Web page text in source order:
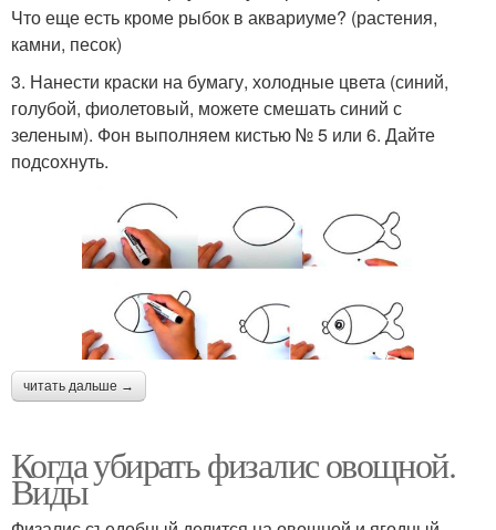
Что еще есть кроме рыбок в аквариуме? (растения,
камни, песок)
3. Нанести краски на бумагу, холодные цвета (синий,
голубой, фиолетовый, можете смешать синий с
зеленым). Фон выполняем кистью № 5 или 6. Дайте
подсохнуть.
читать дальше →
Когда убирать физалис овощной.
Виды